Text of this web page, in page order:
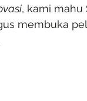
, kami mahu
membuka